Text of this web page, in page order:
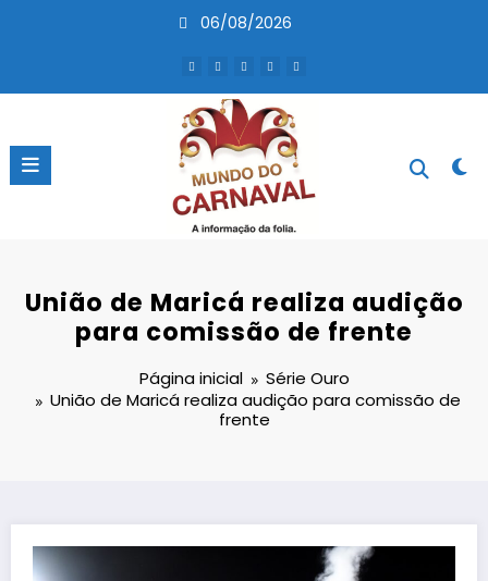
06/08/2026
União de Maricá realiza audição
para comissão de frente
Página inicial
Série Ouro
União de Maricá realiza audição para comissão de
frente